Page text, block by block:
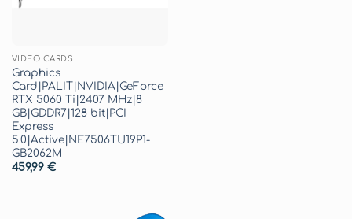
VIDEO CARDS
Graphics
Card|PALIT|NVIDIA|GeForce
RTX 5060 Ti|2407 MHz|8
GB|GDDR7|128 bit|PCI
Express
5.0|Active|NE7506TU19P1-
GB2062M
459,99 €